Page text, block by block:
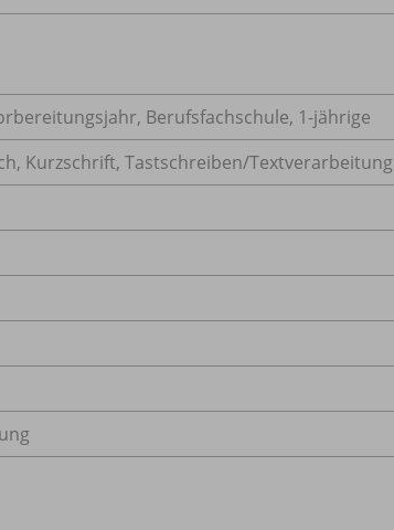
Berufsfachschule, 1-jährige
, Kurzschrift, Tastschreiben/Textverarbeitung